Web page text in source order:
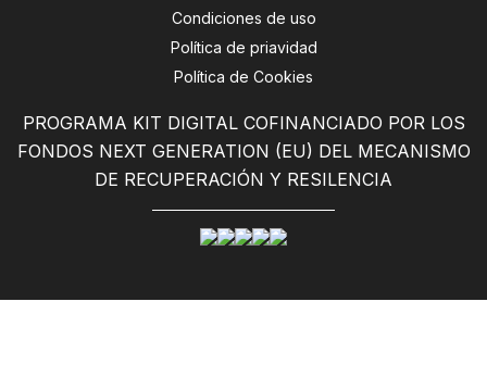
Condiciones de uso
Política de priavidad
Política de Cookies
PROGRAMA KIT DIGITAL COFINANCIADO POR LOS
FONDOS NEXT GENERATION (EU) DEL MECANISMO
DE RECUPERACIÓN Y RESILENCIA